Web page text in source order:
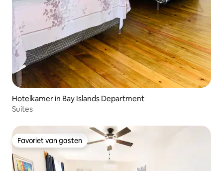
Hotelkamer in Bay Islands Department
Suites
Favoriet van gasten
Favoriet van gasten